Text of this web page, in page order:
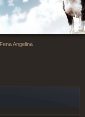
Fena Angelina